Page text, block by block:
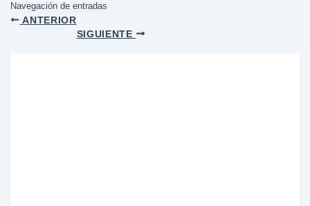
Navegación de entradas
ANTERIOR
SIGUIENTE